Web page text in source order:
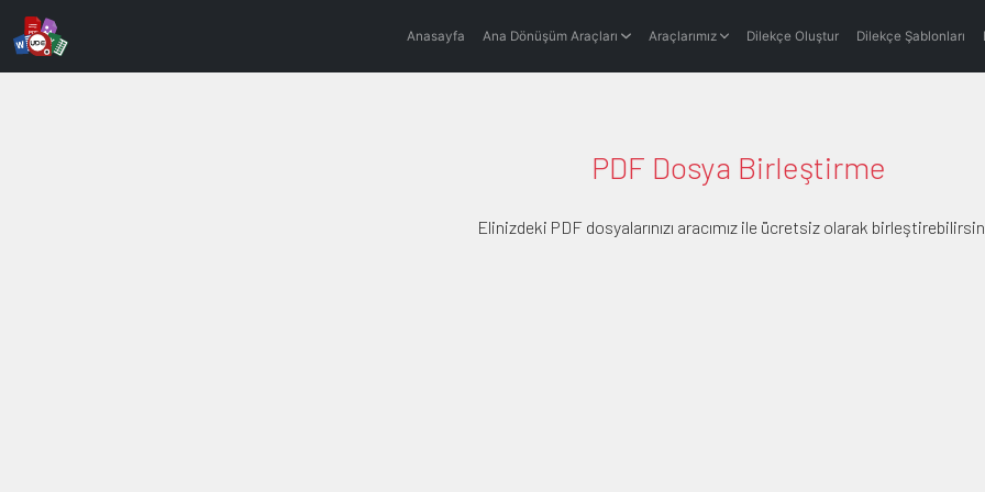
Anasayfa Ana Dönüşüm Araçları Araçlarımız Dilekçe Oluştur Dilekçe Şablonları
PDF Dosya Birleştirme
Elinizdeki PDF dosyalarınızı aracımız ile ücretsiz olarak